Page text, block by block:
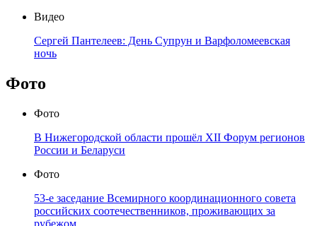
Видео
Сергей Пантелеев: День Супрун и Варфоломеевская
ночь
Фото
Фото
В Нижегородской области прошёл XII Форум регионов
России и Беларуси
Фото
53-е заседание Всемирного координационного совета
российских соотечественников, проживающих за